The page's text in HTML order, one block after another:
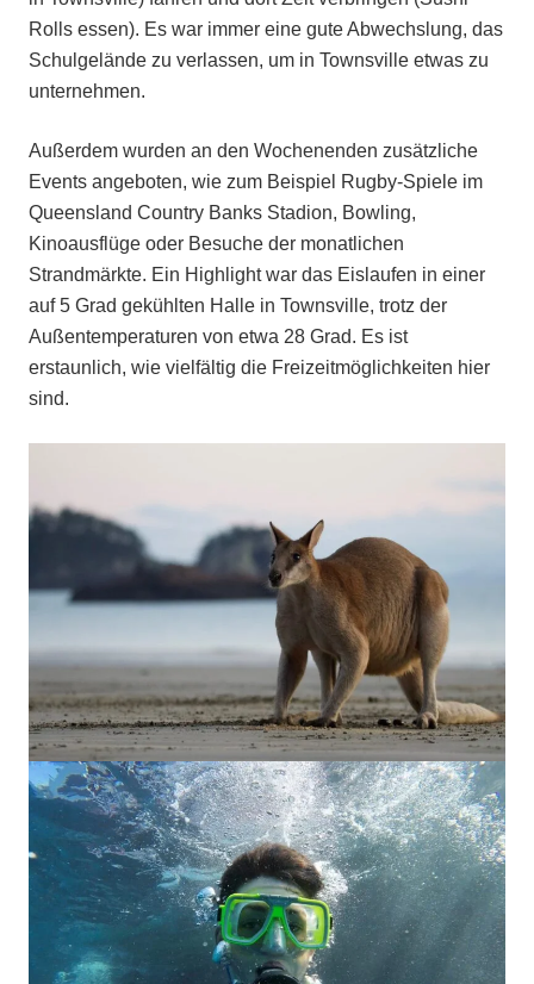
Rolls essen). Es war immer eine gute Abwechslung, das
Schulgelände zu verlassen, um in Townsville etwas zu
unternehmen.
Außerdem wurden an den Wochenenden zusätzliche
Events angeboten, wie zum Beispiel Rugby-Spiele im
Queensland Country Banks Stadion, Bowling,
Kinoausflüge oder Besuche der monatlichen
Strandmärkte. Ein Highlight war das Eislaufen in einer
auf 5 Grad gekühlten Halle in Townsville, trotz der
Außentemperaturen von etwa 28 Grad. Es ist
erstaunlich, wie vielfältig die Freizeitmöglichkeiten hier
sind.